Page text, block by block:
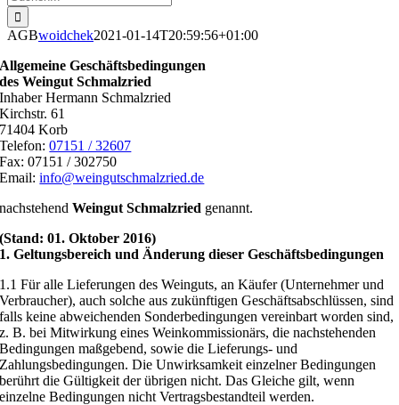
nach:
AGBwoidchek2021-01-14T20:59:56+01:00
Allgemeine Geschäftsbedingungen
des Weingut Schmalzried
Inhaber Hermann Schmalzried
Kirchstr. 61
71404 Korb
Telefon:07151 / 32607
Fax: 07151 / 302750
Email:info@weingutschmalzried.de
nachstehendWeingut Schmalzried genannt.
(Stand: 01. Oktober 2016)
1. Geltungsbereich und Änderung dieser Geschäftsbedingungen
1.1 Für alle Lieferungen des Weinguts, an Käufer (Unternehmer und
Verbraucher), auch solche aus zukünftigen Geschäftsabschlüssen, sind
falls keine abweichenden Sonderbedingungen vereinbart worden sind,
z. B. bei Mitwirkung eines Weinkommissionärs, die nachstehenden
Bedingungen maßgebend, sowie die Lieferungs- und
Zahlungsbedingungen. Die Unwirksamkeit einzelner Bedingungen
berührt die Gültigkeit der übrigen nicht. Das Gleiche gilt, wenn
einzelne Bedingungen nicht Vertragsbestandteil werden.